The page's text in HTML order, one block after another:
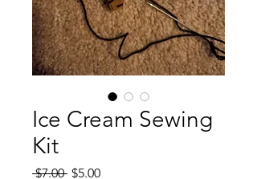
Ice Cream Sewing
Kit
$7.00 नियमित
$5.00बिक्री